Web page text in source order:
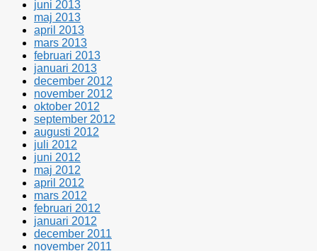
juni 2013
maj 2013
april 2013
mars 2013
februari 2013
januari 2013
december 2012
november 2012
oktober 2012
september 2012
augusti 2012
juli 2012
juni 2012
maj 2012
april 2012
mars 2012
februari 2012
januari 2012
december 2011
november 2011